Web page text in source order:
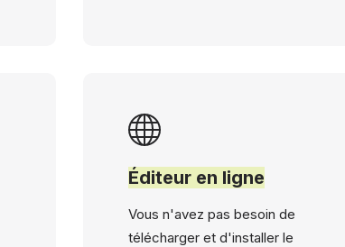
Éditeur en ligne
Vous n'avez pas besoin de
télécharger et d'installer le